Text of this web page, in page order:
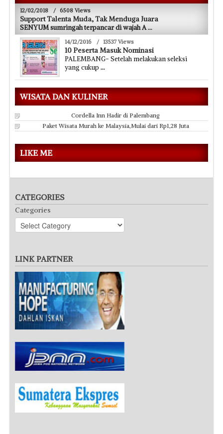
12/02/2018 / 6508 Views
Support Talenta Muda, Tak Menduga Juara
SENYUM sumringah terpancar di wajah A...
14/12/2016 / 13537 Views
10 Peserta Masuk Nominasi
PALEMBANG- Setelah melakukan seleksi
yang cukup ...
WISATA DAN KULINER
Cordella Inn Hadir di Palembang
Paket Wisata Murah ke Malaysia,Mulai dari Rp1,28 Juta
LIKE ME
CATEGORIES
Categories
LINK PARTNER